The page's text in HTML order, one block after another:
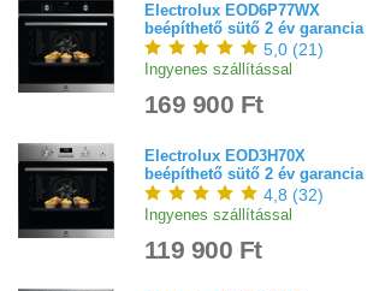
Electrolux EOD6P77WX
beépíthető sütő 2 év garancia
5,0 (21)
Ingyenes szállítással
169 900 Ft
Electrolux EOD3H70X
beépíthető sütő 2 év garancia
4,8 (32)
Ingyenes szállítással
119 900 Ft